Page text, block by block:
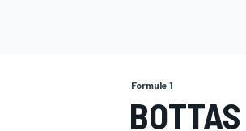
Formule 1